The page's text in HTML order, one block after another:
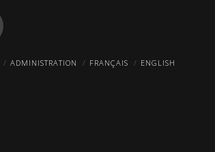
ADMINISTRATION FRANÇAIS ENGLISH